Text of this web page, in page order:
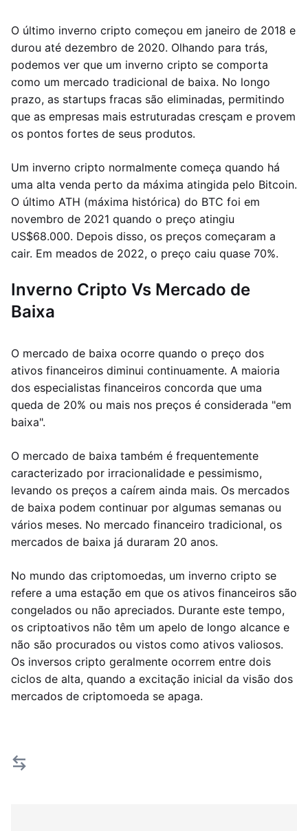
O último inverno cripto começou em janeiro de 2018 e
durou até dezembro de 2020. Olhando para trás,
podemos ver que um inverno cripto se comporta
como um mercado tradicional de baixa. No longo
prazo, as startups fracas são eliminadas, permitindo
que as empresas mais estruturadas cresçam e provem
os pontos fortes de seus produtos.
Um inverno cripto normalmente começa quando há
uma alta venda perto da máxima atingida pelo Bitcoin.
O último ATH (máxima histórica) do BTC foi em
novembro de 2021 quando o preço atingiu
US$68.000. Depois disso, os preços começaram a
cair. Em meados de 2022, o preço caiu quase 70%.
Inverno Cripto Vs Mercado de
Baixa
O mercado de baixa ocorre quando o preço dos
ativos financeiros diminui continuamente. A maioria
dos especialistas financeiros concorda que uma
queda de 20% ou mais nos preços é considerada "em
baixa".
O mercado de baixa também é frequentemente
caracterizado por irracionalidade e pessimismo,
levando os preços a caírem ainda mais. Os mercados
de baixa podem continuar por algumas semanas ou
vários meses. No mercado financeiro tradicional, os
mercados de baixa já duraram 20 anos.
No mundo das criptomoedas, um inverno cripto se
refere a uma estação em que os ativos financeiros são
congelados ou não apreciados. Durante este tempo,
os criptoativos não têm um apelo de longo alcance e
não são procurados ou vistos como ativos valiosos.
Os inversos cripto geralmente ocorrem entre dois
ciclos de alta, quando a excitação inicial da visão dos
mercados de criptomoeda se apaga.